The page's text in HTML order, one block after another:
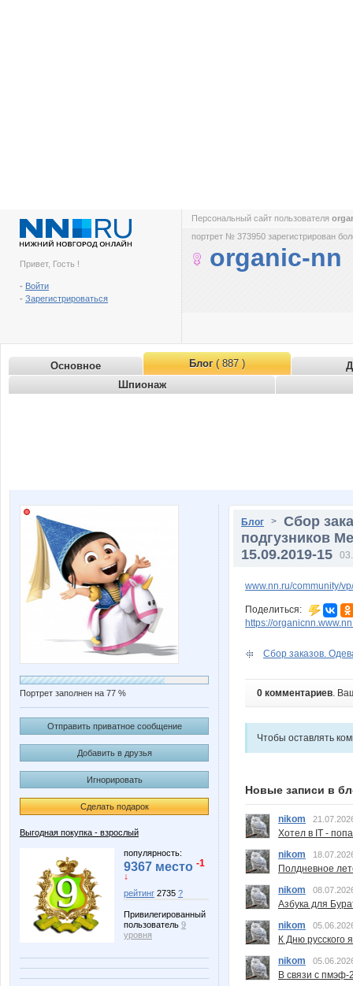
Привет, Гость !
- Войти
- Зарегистрироваться
Персональный сайт пользователя
портрет № 373950 зарегистрирован
organic-nn
Основное Блог( 887 )
Шпионаж
Портрет заполнен на 77 %
Отправить приватное сообщение
Добавить в друзья
Игнорировать
Сделать подарок
Выгодная покупка - взрослый
популярность:
9367 место -1
↓
рейтинг 2735 ?
Привилегированный
пользователь 9
уровня
Блог > Сбор
подгузников
15.09.2019-15
www.nn.ru/community/
Поделиться:
https://
Сбор заказов.
0 комментариев.
Чтобы оставлять
Новые записи в
nikom
Хотел в IT -
nikom
Полдневное
nikom
Азбука для
nikom
К Дню русского
nikom
В связи с пмэф-